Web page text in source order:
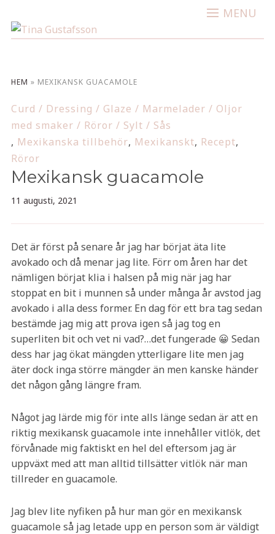
MENU
HEM » MEXIKANSK GUACAMOLE
Curd / Dressing / Glaze / Marmelader / Oljor
med smaker / Röror / Sylt / Sås
, Mexikanska tillbehör, Mexikanskt, Recept,
Röror
Mexikansk guacamole
11 augusti, 2021
Det är först på senare år jag har börjat äta lite
avokado och då menar jag lite. Förr om åren har det
nämligen börjat klia i halsen på mig när jag har
stoppat en bit i munnen så under många år avstod jag
avokado i alla dess former. En dag för ett bra tag sedan
bestämde jag mig att prova igen så jag tog en
superliten bit och vet ni vad?…det fungerade 😀 Sedan
dess har jag ökat mängden ytterligare lite men jag
äter dock inga större mängder än men kanske händer
det någon gång längre fram.
Något jag lärde mig för inte alls länge sedan är att en
riktig mexikansk guacamole inte innehåller vitlök, det
förvånade mig faktiskt en hel del eftersom jag är
uppväxt med att man alltid tillsätter vitlök när man
tillreder en guacamole.
Jag blev lite nyfiken på hur man gör en mexikansk
guacamole så jag letade upp en person som är väldigt